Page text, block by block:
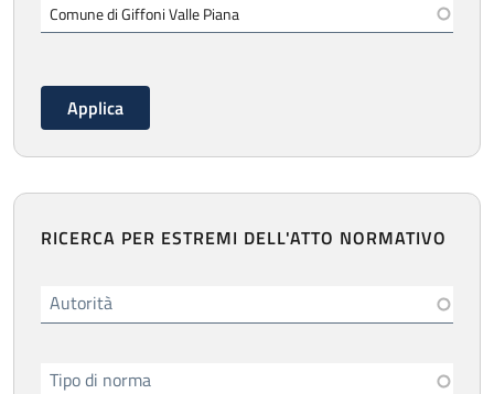
RICERCA PER ESTREMI DELL'ATTO NORMATIVO
Autorità
Tipo di norma